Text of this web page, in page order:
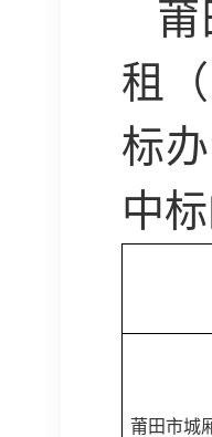
租
标办
中
莆田市城